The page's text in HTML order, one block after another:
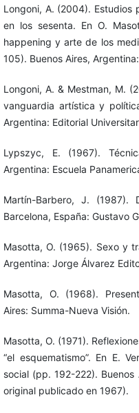
Longoni, A. (2004). Estudios
en los sesenta. En O.
happening y arte de los
105). Buenos Aires,
Longoni, A. & Mestman, M.
vanguardia artística y
Argentina: Editorial
Lypszyc, E. (1967).
Argentina: Escuela
Martín-Barbero, J. (1987).
Barcelona, España: Gustavo
Masotta, O. (1965). Sexo y
Argentina: Jorge Álvarez
Masotta, O. (1968).
Aires: Summa-Nueva Visión.
Masotta, O. (1971).
“el esquematismo”. En E.
social (pp. 192-222). Buenos
original publicado en 1967).